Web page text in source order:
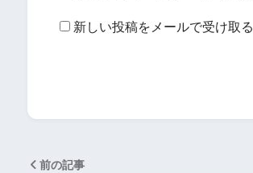
新しい投稿をメールで受け取る
前の記事